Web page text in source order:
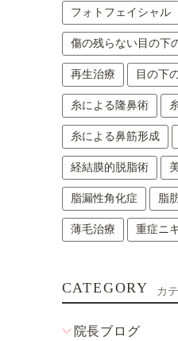
フォトフェイシャル
傷の残らない目の下
再生治療 目の下
糸による隆鼻術
糸による鼻筋形成
経結膜的脱脂術
脂漏性角化症 脂
薄毛治療 重症ニ
CATEGORY カ
院長ブログ